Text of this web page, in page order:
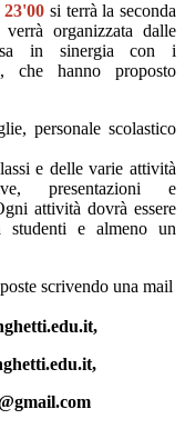
si terrà la seconda
organizzata dalle
in sinergia con i
che hanno proposto
personale scolastico
e delle varie attività
presentazioni e
attività dovrà essere
studenti e almeno un
scrivendo una mail